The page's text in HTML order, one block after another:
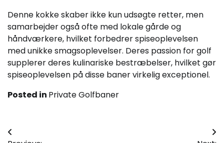
Denne kokke skaber ikke kun udsøgte retter, men
samarbejder også ofte med lokale gårde og
håndværkere, hvilket forbedrer spiseoplevelsen
med unikke smagsoplevelser. Deres passion for golf
supplerer deres kulinariske bestræbelser, hvilket gør
spiseoplevelsen på disse baner virkelig exceptionel.
Posted in Private Golfbaner
Post